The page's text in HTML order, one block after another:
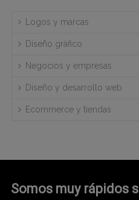
Logos y marcas
Diseño gráfico
Negocios y empresas
Diseño y desarrollo web
Ecommerce y tiendas
Somos muy rápidos